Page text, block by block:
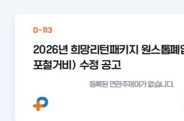
D-113
2026년 희망리턴패키지 원스톱폐
포철거비) 수정 공고
등록된 연관주제어가 없습니다.